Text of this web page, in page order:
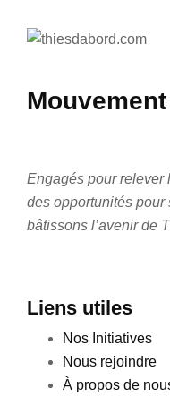
Engagés pour relever
des opportunités
bâtissons l’avenir de
Liens utiles
Nos Initiatives
Nous rejoindre
À propos de